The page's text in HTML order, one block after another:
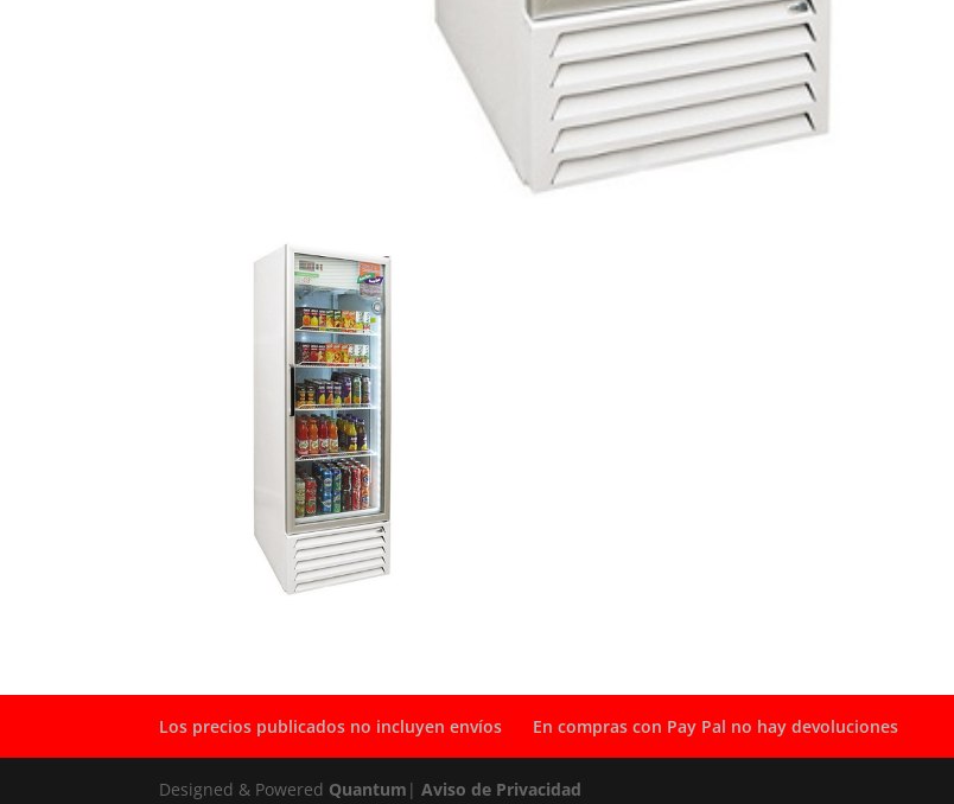
Los precios publicados no incluyen envíos En compras con Pay Pal no hay devoluciones
Designed & Powered Quantum |Aviso de Privacidad